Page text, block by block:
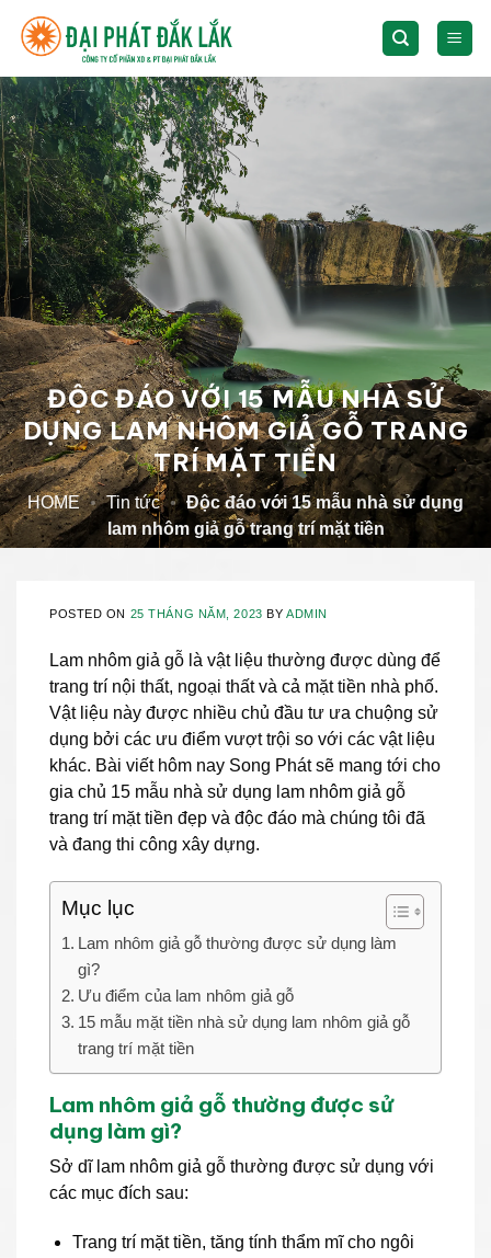
ĐỘC ĐÁO VỚI 15 MẪU NHÀ SỬ
DỤNG LAM NHÔM GIẢ GỖ TRANG
TRÍ MẶT TIỀN
HOME • Tin tức • Độc đáo với 15 mẫu nhà sử dụng
lam nhôm giả gỗ trang trí mặt tiền
POSTED ON 25 THÁNG NĂM, 2023 BY ADMIN
Lam nhôm giả gỗ là vật liệu thường được dùng để
trang trí nội thất, ngoại thất và cả mặt tiền nhà phố.
Vật liệu này được nhiều chủ đầu tư ưa chuộng sử
dụng bởi các ưu điểm vượt trội so với các vật liệu
khác. Bài viết hôm nay Song Phát sẽ mang tới cho
gia chủ 15 mẫu nhà sử dụng lam nhôm giả gỗ
trang trí mặt tiền đẹp và độc đáo mà chúng tôi đã
và đang thi công xây dựng.
Mục lục
Lam nhôm giả gỗ thường được sử dụng làm
gì?
Ưu điểm của lam nhôm giả gỗ
15 mẫu mặt tiền nhà sử dụng lam nhôm giả gỗ
trang trí mặt tiền
Lam nhôm giả gỗ thường được sử
dụng làm gì?
Sở dĩ lam nhôm giả gỗ thường được sử dụng với
các mục đích sau:
Trang trí mặt tiền, tăng tính thẩm mĩ cho ngôi